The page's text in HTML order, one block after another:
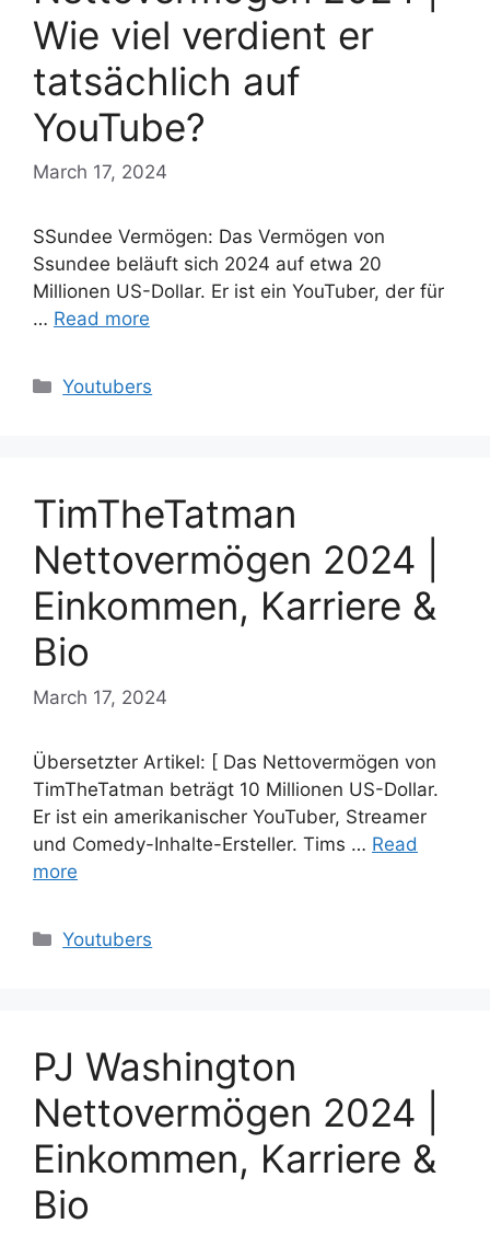
Wie viel verdient er
tatsächlich auf
YouTube?
March 17, 2024
SSundee Vermögen: Das Vermögen von
Ssundee beläuft sich 2024 auf etwa 20
Millionen US-Dollar. Er ist ein YouTuber, der für
… Read more
Categories
Youtubers
TimTheTatman
Nettovermögen 2024 |
Einkommen, Karriere &
Bio
March 17, 2024
Übersetzter Artikel: [ Das Nettovermögen von
TimTheTatman beträgt 10 Millionen US-Dollar.
Er ist ein amerikanischer YouTuber, Streamer
und Comedy-Inhalte-Ersteller. Tims … Read
more
Categories
Youtubers
PJ Washington
Nettovermögen 2024 |
Einkommen, Karriere &
Bio